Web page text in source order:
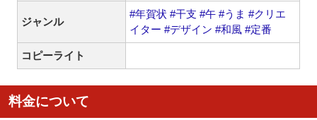
ジャンル
#年賀状 #干支 #午 #うま #クリエ
イター #デザイン #和風 #定番
コピーライト
料金について